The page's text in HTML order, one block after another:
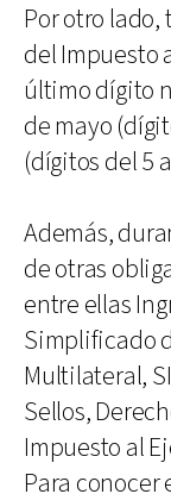
Por otro
del Impuesto
último dígito
de mayo
(dígitos del 5
Además,
de otras
entre ellas
Simplificado
Multilateral,
Sellos,
Impuesto al
Para conocer